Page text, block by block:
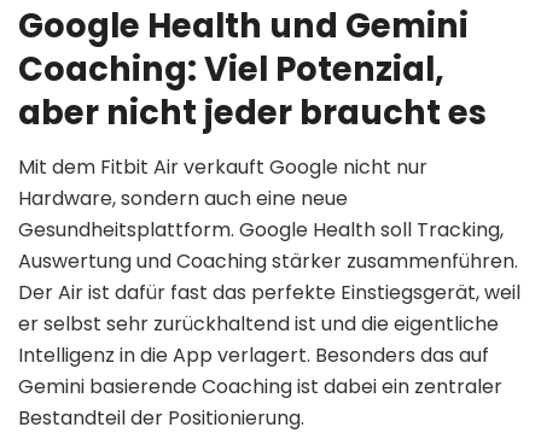
Google Health und Gemini
Coaching: Viel Potenzial,
aber nicht jeder braucht es
Mit dem Fitbit Air verkauft Google nicht nur
Hardware, sondern auch eine neue
Gesundheitsplattform. Google Health soll Tracking,
Auswertung und Coaching stärker zusammenführen.
Der Air ist dafür fast das perfekte Einstiegsgerät, weil
er selbst sehr zurückhaltend ist und die eigentliche
Intelligenz in die App verlagert. Besonders das auf
Gemini basierende Coaching ist dabei ein zentraler
Bestandteil der Positionierung.